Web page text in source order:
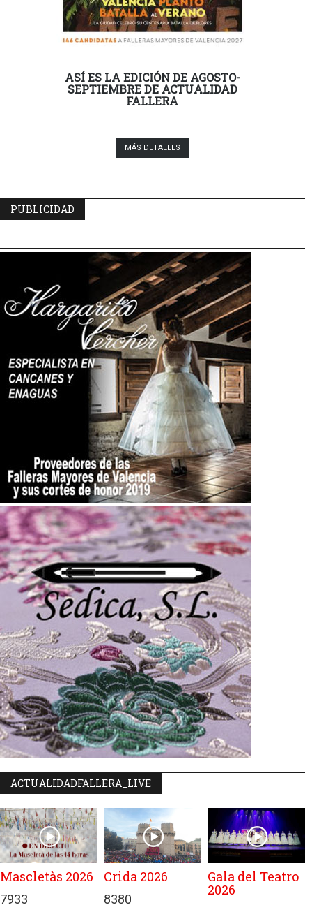
ASÍ ES LA EDICIÓN DE AGOSTO-
SEPTIEMBRE DE ACTUALIDAD
FALLERA
MÁS DETALLES
PUBLICIDAD
ACTUALIDADFALLERA_LIVE
Mascletàs 2026
7933
Crida 2026
8380
Gala del Teatro
2026